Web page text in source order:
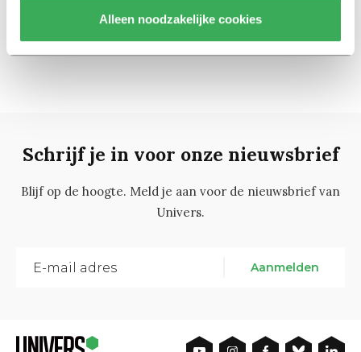
Alleen noodzakelijke cookies
Schrijf je in voor onze nieuwsbrief
Blijf op de hoogte. Meld je aan voor de nieuwsbrief van
Univers.
Aanmelden